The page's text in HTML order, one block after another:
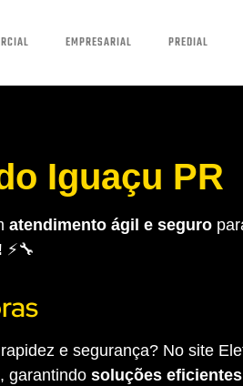
EMPRESARIAL PREDIAL
Iguaçu PR
atendimento ágil e seguro
⚡🔧
e segurança? No site
, garantindo soluções